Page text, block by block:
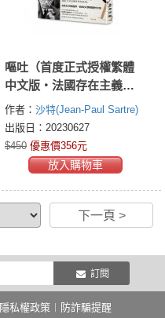
嘔吐（首度正式授權繁體
中文版‧法國存在主義巨
擘沙特公認最高成就的長
篇小說）
作者： 沙特(Jean-Paul Sartre)
出版日：20230627
$450 優惠價356元
放入購物車
下一頁 >
訂閱
隱私權政策 防詐騙提醒